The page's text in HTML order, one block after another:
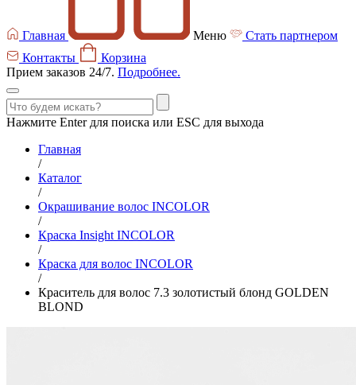
Главная Меню
Стать партнером
Контакты
Корзина
Прием заказов 24/7. Подробнее.
Нажмите Enter для поиска или ESC для выхода
Главная
/
Каталог
/
Окрашивание волос INCOLOR
/
Краска Insight INCOLOR
/
Краска для волос INCOLOR
/
Краситель для волос 7.3 золотистый блонд GOLDEN
BLOND